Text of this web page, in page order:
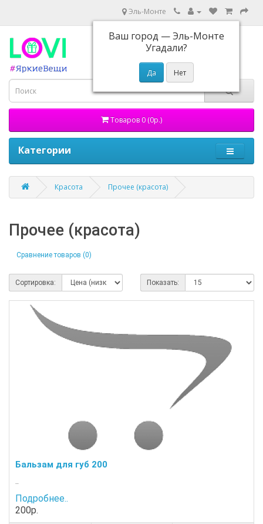
Эль-Монте
Ваш город —Эль-Монте
Угадали?
Товаров 0 (0р.)
Категории
Красота Прочее (красота)
Прочее (красота)
Сравнение товаров (0)
Сортировка: Показать:
Бальзам для губ 200
..
Подробнее..
200р.